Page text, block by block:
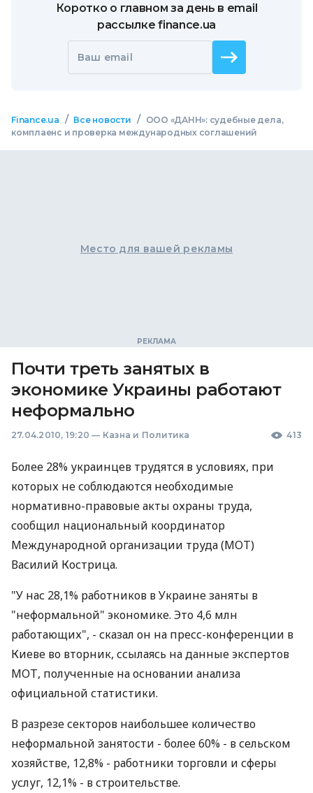
Коротко о главном за день в email
рассылке finance.ua
Ваш email
Finance.ua / Все новости /
ООО «ДАНН»: судебные дела,
комплаенс и проверка международных соглашений
Место для вашей рекламы
Почти треть занятых в
экономике Украины работают
неформально
27.04.2010, 19:20 — Казна и Политика 413
Более 28% украинцев трудятся в условиях, при
которых не соблюдаются необходимые
нормативно-правовые акты охраны труда,
сообщил национальный координатор
Международной организации труда (МОТ)
Василий Кострица.
"У нас 28,1% работников в Украине заняты в
"неформальной" экономике. Это 4,6 млн
работающих", - сказал он на пресс-конференции в
Киеве во вторник, ссылаясь на данные экспертов
МОТ, полученные на основании анализа
официальной статистики.
В разрезе секторов наибольшее количество
неформальной занятости - более 60% - в сельском
хозяйстве, 12,8% - работники торговли и сферы
услуг, 12,1% - в строительстве.